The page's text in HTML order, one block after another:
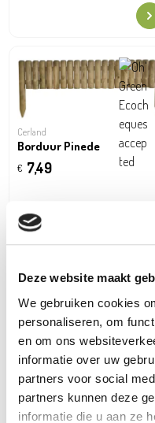
Deze website maakt
We gebruiken cookies
personaliseren, om
en om ons
informatie over uw
partners voor social
partners kunnen deze
informatie die u aan ze
Cerland
Borduur Pinede
€ 7,49